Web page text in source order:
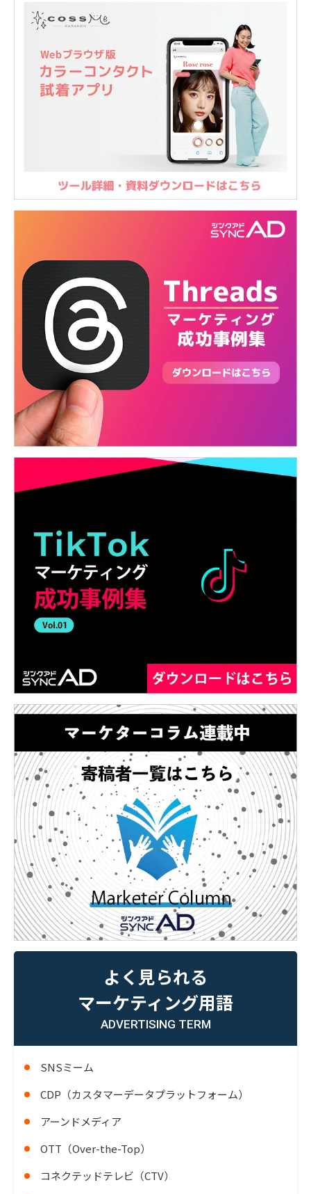
よく見られる
マーケティング用語
ADVERTISING TERM
SNSミーム
CDP（カスタマーデータプラットフォーム）
アーンドメディア
OTT（Over-the-Top）
コネクテッドテレビ（CTV）